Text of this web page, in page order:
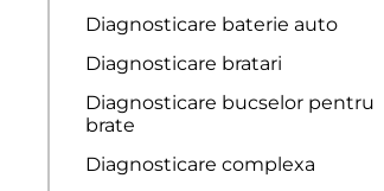
Diagnosticare baterie auto
Diagnosticare bratari
Diagnosticare bucselor pentru
brate
Diagnosticare complexa